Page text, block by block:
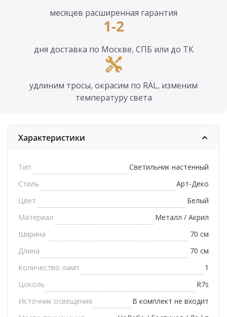
месяцев расширенная гарантия
1-2
дня доставка по Москве, СПБ или до ТК
удлиним тросы, окрасим по RAL, изменим
температуру света
Характеристики
Тип
Светильник настенный
Стиль
Арт-Деко
Цвет
Белый
Материал
Металл / Акрил
Ширина
70 см
Длина
70 см
Количество ламп
1
Цоколь
R7s
Источник освещения
В комплект не входит